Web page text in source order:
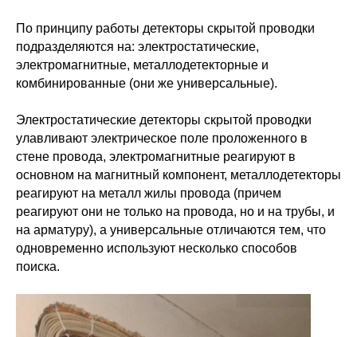
По принципу работы детекторы скрытой проводки
подразделяются на: электростатические,
электромагнитные, металлодетекторные и
комбинированные (они же универсальные).
Электростатические детекторы скрытой проводки
улавливают электрическое поле проложенного в
стене провода, электромагнитные реагируют в
основном на магнитный компонент, металлодетекторы
реагируют на металл жилы провода (причем
реагируют они не только на провода, но и на трубы, и
на арматуру), а универсальные отличаются тем, что
одновременно используют несколько способов
поиска.